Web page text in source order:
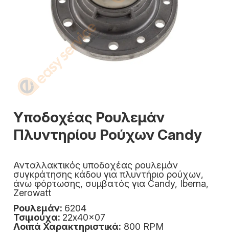
Υποδοχέας Ρουλεμάν
Πλυντηρίου Ρούχων Candy
Ανταλλακτικός υποδοχέας ρουλεμάν
συγκράτησης κάδου για πλυντήριο ρούχων,
άνω φόρτωσης, συμβατός για Candy, Iberna,
Zerowatt
Ρουλεμάν: 6204
Τσιμούχα: 22x40x07
Λοιπά Χαρακτηριστικά: 800 RPM